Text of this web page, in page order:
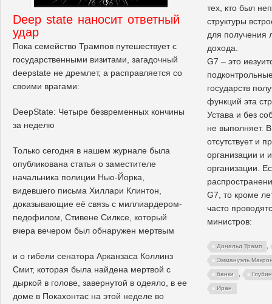
тех, кто был
структуры
для получения
дохода.
G7 – это
государств
функций эта
Устава и без
не выполняет.
отсутствует и
организации и
организации.
G7, то кроме
часто
министров:
Дональд Трамп ,
Эммануэль
банки ,
Иран
Deep state наносит ответный
удар
Пока семейство Трампов путешествует с
государственными визитами, загадочный
deepstate не дремлет, а расправляется со
своими врагами:
DeepState: Четыре безвременных кончины
за неделю
Только сегодня в нашем журнале была
опубликована статья о заместителе
начальника полиции Нью-Йорка,
видевшего письма Хиллари Клинтон,
доказывающие её связь с миллиардером-
педофилом, Стивене Силксе, который
вчера вечером был обнаружен мертвым
и о гибели сенатора Арканзаса Коллинз
Смит, которая была найдена мертвой с
дыркой в голове, завернутой в одеяло, в ее
доме в Покахонтас на этой неделе во